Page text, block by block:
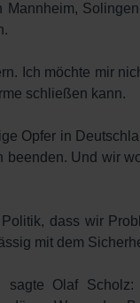
Mannheim,
Ich möchte mir
schließen kann.
Opfer in
beenden. Und wir
dass wir
mit dem
sagte Olaf